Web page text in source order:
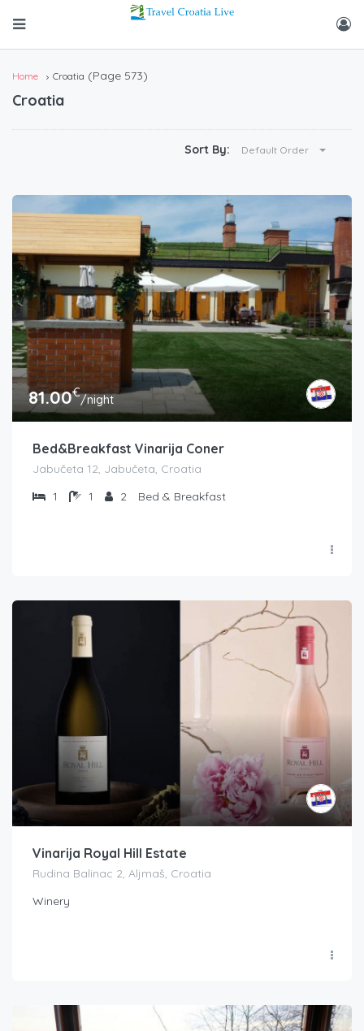
Home Croatia (Page 573)
Croatia
Sort By: Default Order
81.00€/night
Bed&Breakfast Vinarija Coner
Jabučeta 12, Jabučeta, Croatia
1
1 2 Bed & Breakfast
Vinarija Royal Hill Estate
Rudina Balinac 2, Aljmaš, Croatia
Winery